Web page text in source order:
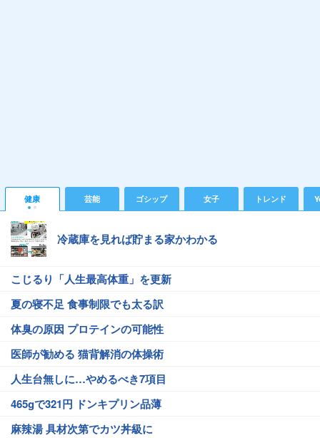
健康 芸能 ゴシップ 女子 トレンド
冷蔵庫を見れば貯まる家かわかる
こじるり「人生最高体重」を更新
夏の寝不足 食事制限でも太る訳
体臭の原因 プロテインの可能性
医師が勧める 猫背解消の体操術
人生台無しに…やめるべき7項目
465gで321円 ドンキプリン品薄
麻辣湯 具材次第でカツ丼級に